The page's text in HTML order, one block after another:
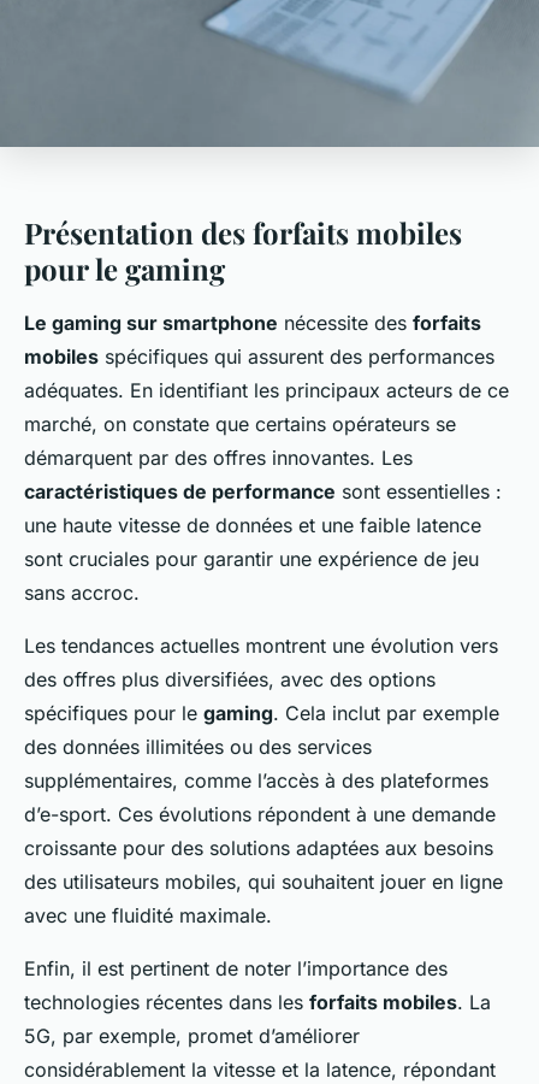
Présentation des forfaits mobiles
pour le gaming
Le gaming sur smartphone nécessite des forfaits
mobiles spécifiques qui assurent des performances
adéquates. En identifiant les principaux acteurs de ce
marché, on constate que certains opérateurs se
démarquent par des offres innovantes. Les
caractéristiques de performance sont essentielles :
une haute vitesse de données et une faible latence
sont cruciales pour garantir une expérience de jeu
sans accroc.
Les tendances actuelles montrent une évolution vers
des offres plus diversifiées, avec des options
spécifiques pour le gaming. Cela inclut par exemple
des données illimitées ou des services
supplémentaires, comme l’accès à des plateformes
d’e-sport. Ces évolutions répondent à une demande
croissante pour des solutions adaptées aux besoins
des utilisateurs mobiles, qui souhaitent jouer en ligne
avec une fluidité maximale.
Enfin, il est pertinent de noter l’importance des
technologies récentes dans les forfaits mobiles. La
5G, par exemple, promet d’améliorer
considérablement la vitesse et la latence, répondant